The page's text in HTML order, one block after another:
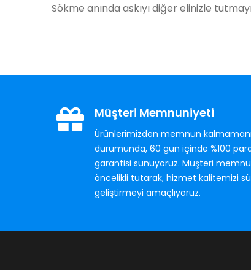
Sökme anında askıyı diğer elinizle
Müşteri Memnuniyeti
Ürünlerimizden memnun
durumunda, 60 gün içinde %100
garantisi sunuyoruz. Müşteri
öncelikli tutarak, hizmet kalitemizi
geliştirmeyi amaçlıyoruz.